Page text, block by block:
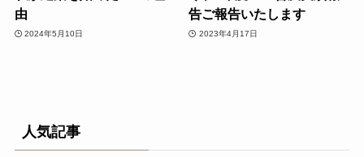
由
2024年5月10日
告ご報告いたします
2023年4月17日
人気記事